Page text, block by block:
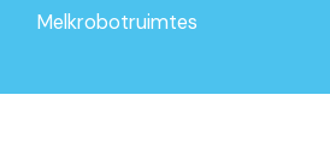
Melkrobotruimtes